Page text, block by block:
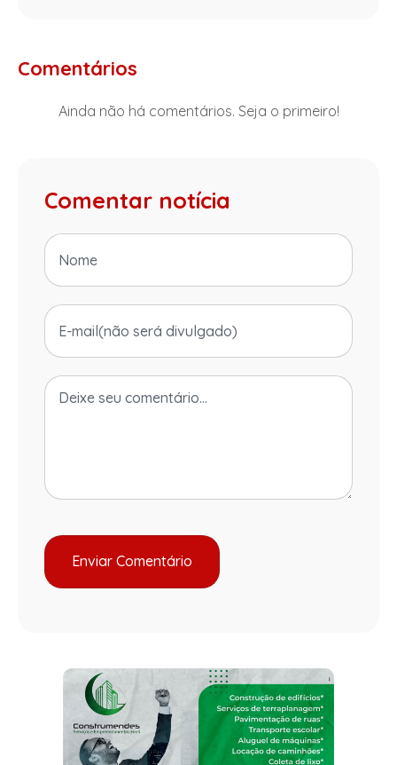
Comentários
Ainda não há comentários. Seja o primeiro!
Comentar notícia